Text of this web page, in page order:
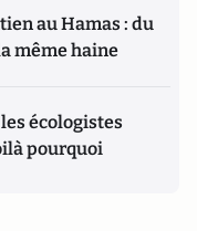
au Hamas : du
même haine
écologistes
pourquoi